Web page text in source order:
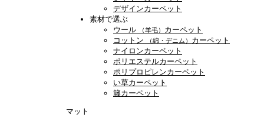
デザインカーペット
素材で選ぶ
ウール
（羊毛） カーペット
コットン
（綿・デニム） カーペット
ナイロンカーペット
ポリエステルカーペット
ポリプロピレンカーペット
い草カーペット
籐カーペット
マット